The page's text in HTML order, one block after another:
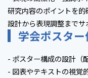
研究内容のポイントを
設計から表現調整までサ
学会ポスタ
- ポスター構成の設計（
- 図表やテキストの視覚